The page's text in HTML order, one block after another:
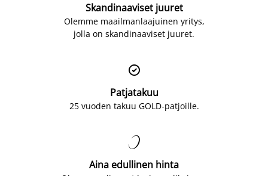
Skandinaaviset juuret
Olemme maailmanlaajuinen yritys,
jolla on skandinaaviset juuret.

Patjatakuu
25 vuoden takuu GOLD-patjoille.

Aina edullinen hinta